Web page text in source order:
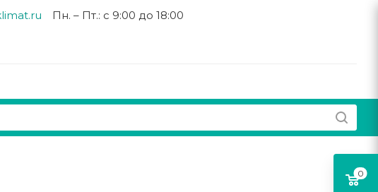
Пн. – Пт.: с 9:00 до 18:00
0